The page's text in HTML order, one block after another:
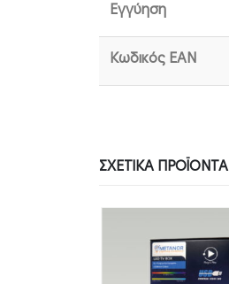
Εγγύηση
Κωδικός EAN
ΣΧΕΤΙΚΆ ΠΡΟΪΌΝΤΑ